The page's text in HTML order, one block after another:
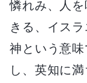
憐れみ、人
きる、イス
神という意
し、英知に